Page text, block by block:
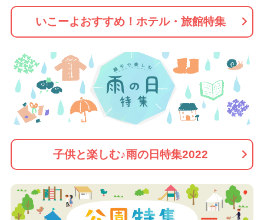
いこーよおすすめ！ホテル・旅館特集
子供と楽しむ♪雨の日特集2022